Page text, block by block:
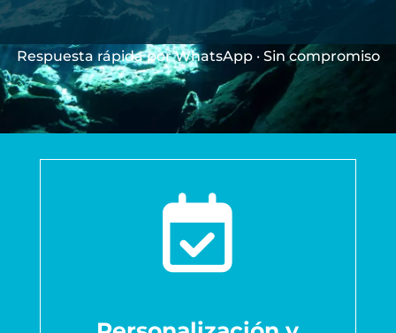
Respuesta rápida por WhatsApp · Sin compromiso
